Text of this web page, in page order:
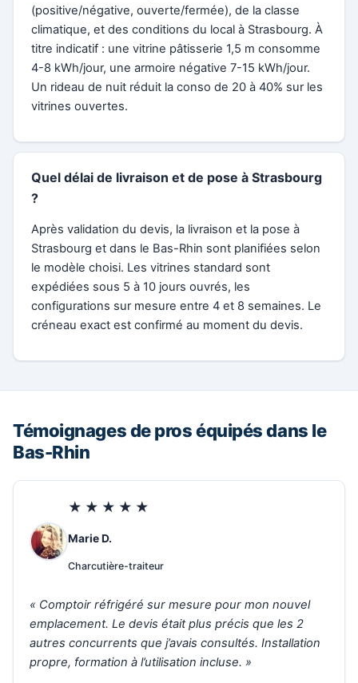
(positive/négative, ouverte/fermée), de la classe
climatique, et des conditions du local à Strasbourg. À
titre indicatif : une vitrine pâtisserie 1,5 m consomme
4-8 kWh/jour, une armoire négative 7-15 kWh/jour.
Un rideau de nuit réduit la conso de 20 à 40% sur les
vitrines ouvertes.
Quel délai de livraison et de pose à Strasbourg
?
Après validation du devis, la livraison et la pose à
Strasbourg et dans le Bas-Rhin sont planifiées selon
le modèle choisi. Les vitrines standard sont
expédiées sous 5 à 10 jours ouvrés, les
configurations sur mesure entre 4 et 8 semaines. Le
créneau exact est confirmé au moment du devis.
Témoignages de pros équipés dans le
Bas-Rhin
★★★★★
Marie D.
Charcutière-traiteur
« Comptoir réfrigéré sur mesure pour mon nouvel
emplacement. Le devis était plus précis que les 2
autres concurrents que j’avais consultés. Installation
propre, formation à l’utilisation incluse. »